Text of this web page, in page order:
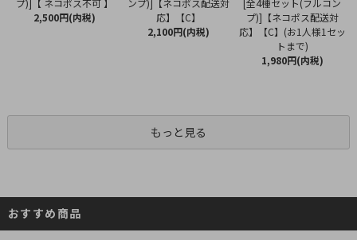
プ)]【 ネコポス不可 】
2,500円(内税)
応】【C】
2,100円(内税)
[全4種セット(フルコン
プ)]【ネコポス配送対
応】【C】(お1人様1セッ
トまで)
1,980円(内税)
もっと見る
おすすめ商品